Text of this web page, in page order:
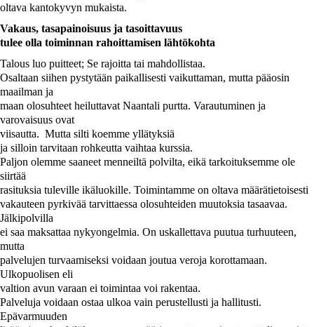
oltava kantokyvyn mukaista.
Vakaus, tasapainoisuus ja tasoittavuus
tulee olla toiminnan rahoittamisen lähtökohta
Talous luo puitteet; Se rajoitta tai mahdollistaa.
Osaltaan siihen pystytään paikallisesti vaikuttaman, mutta pääosin
maailman ja
maan olosuhteet heiluttavat Naantali purtta. Varautuminen ja
varovaisuus ovat
viisautta. Mutta silti koemme yllätyksiä
ja silloin tarvitaan rohkeutta vaihtaa kurssia.
Paljon olemme saaneet menneiltä polvilta, eikä tarkoituksemme ole
siirtää
rasituksia tuleville ikäluokille. Toimintamme on oltava määrätietoisesti
vakauteen pyrkivää tarvittaessa olosuhteiden muutoksia tasaavaa.
Jälkipolvilla
ei saa maksattaa nykyongelmia. On uskallettava puutua turhuuteen,
mutta
palvelujen turvaamiseksi voidaan joutua veroja korottamaan.
Ulkopuolisen eli
valtion avun varaan ei toimintaa voi rakentaa.
Palveluja voidaan ostaa ulkoa vain perustellusti ja hallitusti.
Epävarmuuden